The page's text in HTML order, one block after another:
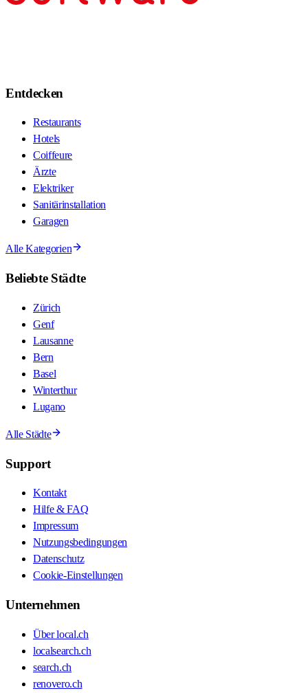
Entdecken
Restaurants
Hotels
Coiffeure
Ärzte
Elektriker
Sanitärinstallation
Garagen
Alle Kategorien
Beliebte Städte
Zürich
Genf
Lausanne
Bern
Basel
Winterthur
Lugano
Alle Städte
Support
Kontakt
Hilfe & FAQ
Impressum
Nutzungsbedingungen
Datenschutz
Cookie-Einstellungen
Unternehmen
Über local.ch
localsearch.ch
search.ch
renovero.ch